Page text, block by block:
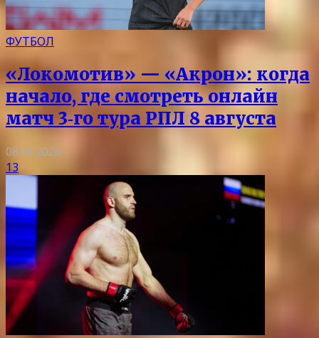
ФУТБОЛ
«Локомотив» — «Акрон»: когда
начало, где смотреть онлайн
матч 3‑го тура РПЛ 8 августа
08.08.2026
13